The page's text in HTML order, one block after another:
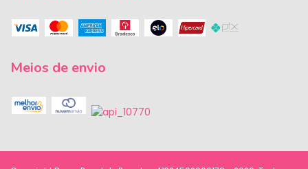
Meios de envio